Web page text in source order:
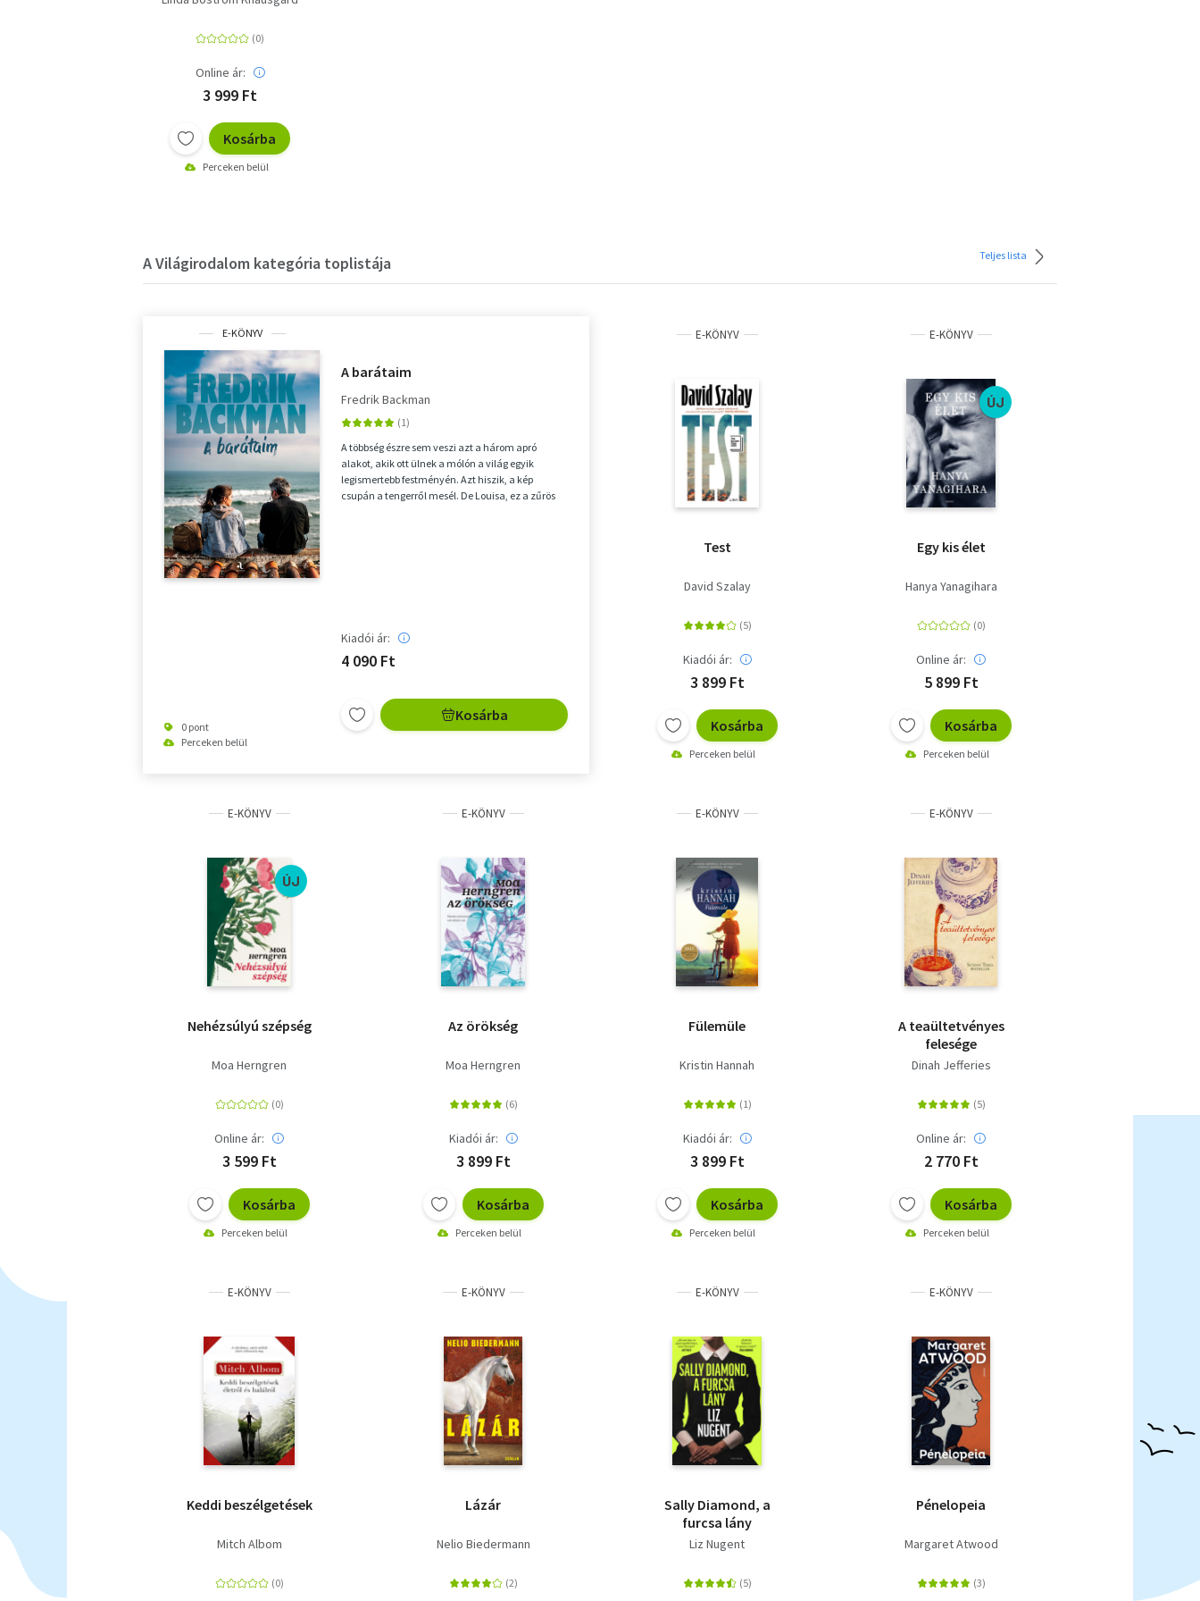
Online ár:
3 999 Ft
Kosárba
Perceken belül
A Világirodalom kategória toplistája Teljes lista
E-KÖNYV
0 pont
Perceken belül
A barátaim
Fredrik Backman
A többség észre sem veszi azt a három apró
alakot, akik ott ülnek a mólón a világ egyik
legismertebb festményén. Azt hiszik, a kép
csupán a tengerről mesél. De Louisa, ez a zűrös
Kiadói ár:
4 090 Ft
Kosárba
E-KÖNYV
Test
David Szalay
Kiadói ár:
3 899 Ft
Kosárba
Perceken belül
E-KÖNYV
ÚJ
Egy kis élet
Hanya Yanagihara
Online ár:
5 899 Ft
Kosárba
Perceken belül
E-KÖNYV
ÚJ
Nehézsúlyú szépség
Moa Herngren
Online ár:
3 599 Ft
Kosárba
Perceken belül
E-KÖNYV
Az örökség
Moa Herngren
Kiadói ár:
3 899 Ft
Kosárba
Perceken belül
E-KÖNYV
Fülemüle
Kristin Hannah
Kiadói ár:
3 899 Ft
Kosárba
Perceken belül
E-KÖNYV
A teaültetvényes
felesége
Dinah Jefferies
Online ár:
2 770 Ft
Kosárba
Perceken belül
E-KÖNYV
Keddi beszélgetések
Mitch Albom
E-KÖNYV
Lázár
Nelio Biedermann
E-KÖNYV
Sally Diamond, a
furcsa lány
Liz Nugent
E-KÖNYV
Pénelopeia
Margaret Atwood